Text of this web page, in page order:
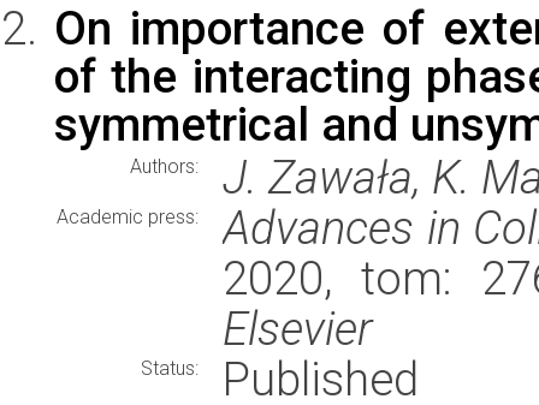
On importance of
of the interacting
symmetrical and
Authors: J. Zawała, K.
Academic press:
Advances in
2020, tom:
Elsevier
Status: Published